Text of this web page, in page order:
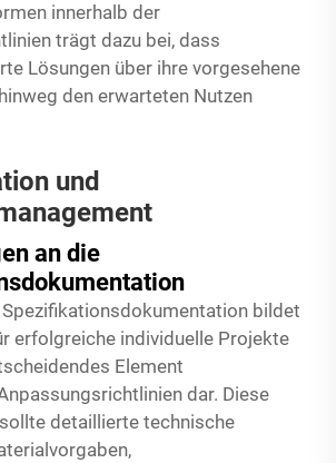
innerhalb der
trägt dazu bei, dass
Lösungen über ihre vorgesehene
den erwarteten Nutzen
und
an die
bildet
erfolgreiche individuelle Projekte
Element
dar. Diese
detaillierte technische